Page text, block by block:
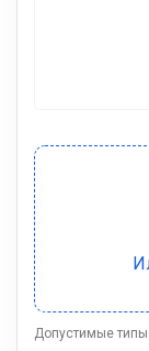
Допустимые